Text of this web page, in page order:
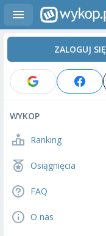
ZALOGUJ SIĘ
WYKOP
Ranking
Osiągnięcia
FAQ
O nas